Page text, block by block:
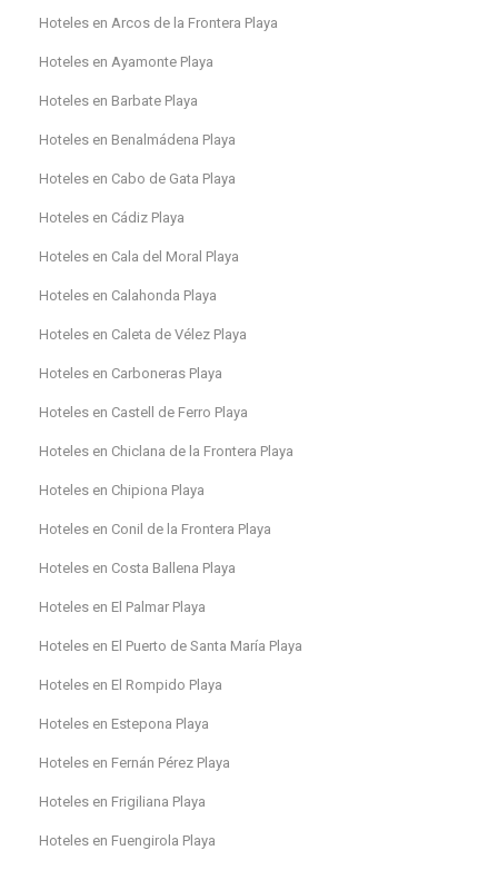
Hoteles en Arcos de la Frontera Playa
Hoteles en Ayamonte Playa
Hoteles en Barbate Playa
Hoteles en Benalmádena Playa
Hoteles en Cabo de Gata Playa
Hoteles en Cádiz Playa
Hoteles en Cala del Moral Playa
Hoteles en Calahonda Playa
Hoteles en Caleta de Vélez Playa
Hoteles en Carboneras Playa
Hoteles en Castell de Ferro Playa
Hoteles en Chiclana de la Frontera Playa
Hoteles en Chipiona Playa
Hoteles en Conil de la Frontera Playa
Hoteles en Costa Ballena Playa
Hoteles en El Palmar Playa
Hoteles en El Puerto de Santa María Playa
Hoteles en El Rompido Playa
Hoteles en Estepona Playa
Hoteles en Fernán Pérez Playa
Hoteles en Frigiliana Playa
Hoteles en Fuengirola Playa